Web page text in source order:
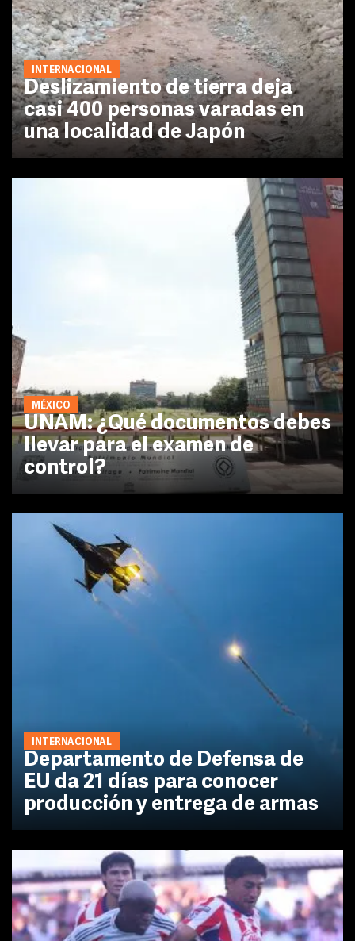
INTERNACIONAL
Deslizamiento de tierra deja
casi 400 personas varadas en
una localidad de Japón
MÉXICO
UNAM: ¿Qué documentos debes
llevar para el examen de
control?
INTERNACIONAL
Departamento de Defensa de
EU da 21 días para conocer
producción y entrega de armas